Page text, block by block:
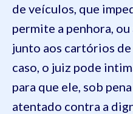
de veículos, que
permite a penhora,
junto aos cartórios
caso, o juiz pode
para que ele, sob
atentado contra a